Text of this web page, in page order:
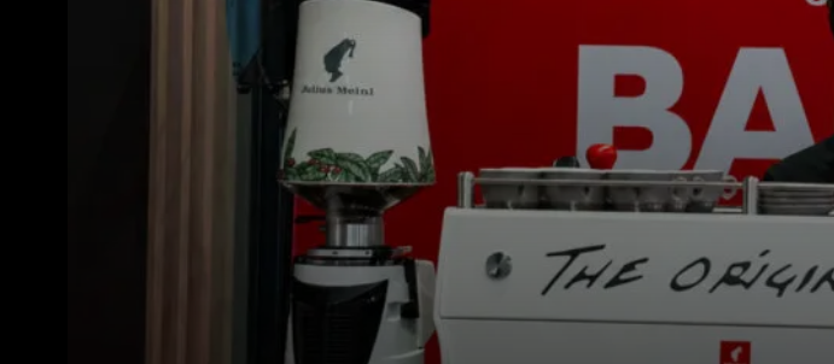
Prodotti